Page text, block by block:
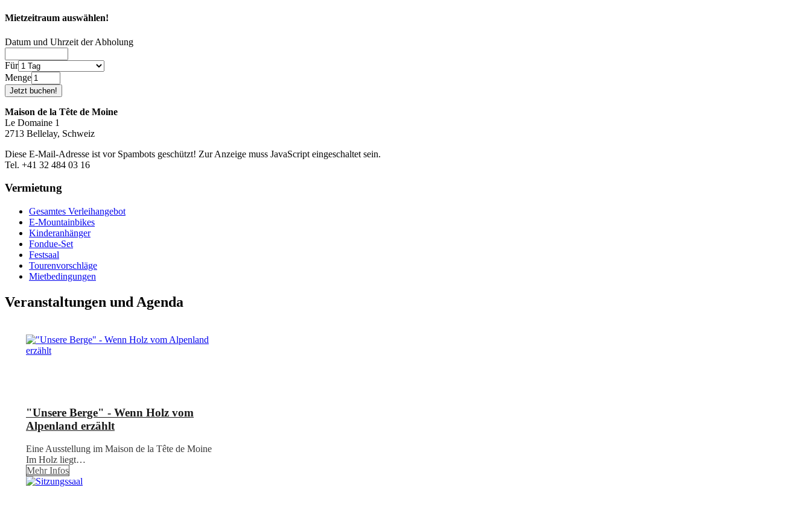
Mietzeitraum auswählen!
Datum und Uhrzeit der Abholung
Für
Menge
Maison de la Tête de Moine
Le Domaine 1
2713 Bellelay, Schweiz
Diese E-Mail-Adresse ist vor Spambots geschützt! Zur Anzeige muss JavaScript eingeschaltet sein.
Tel. +41 32 484 03 16
Vermietung
Gesamtes Verleihangebot
E-Mountainbikes
Kinderanhänger
Fondue-Set
Festsaal
Tourenvorschläge
Mietbedingungen
Veranstaltungen und Agenda
"Unsere Berge" - Wenn Holz vom
Alpenland erzählt
Eine Ausstellung im Maison de la Tête de Moine
Im Holz liegt…
Mehr Infos